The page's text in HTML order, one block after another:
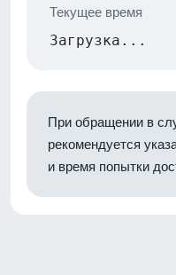
Текущее время
Загрузка...
При обращении в
рекомендуется
и время попытки